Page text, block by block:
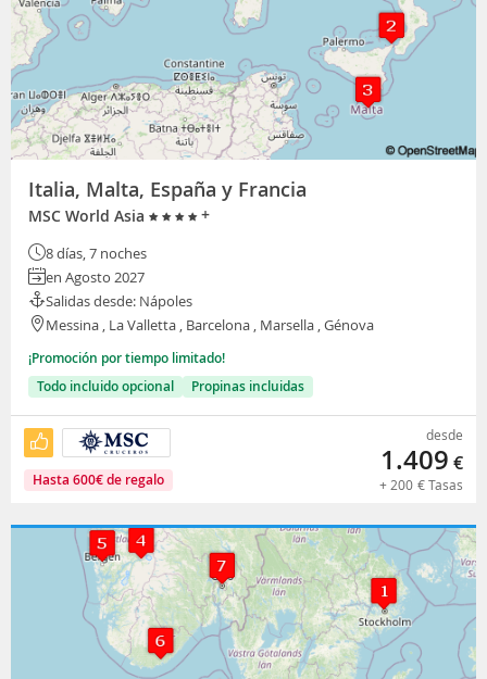
Italia, Malta, España y Francia
MSC World Asia +
8 días, 7 noches
en Agosto 2027
Salidas desde: Nápoles
Messina , La Valletta , Barcelona , Marsella , Génova
¡Promoción por tiempo limitado!
Todo incluido opcional
Propinas incluidas
Hasta 600€de regalo
desde
1.409 €
+200 €Tasas